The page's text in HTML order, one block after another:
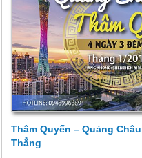
Thâm Quyến – Quảng
Thẳng